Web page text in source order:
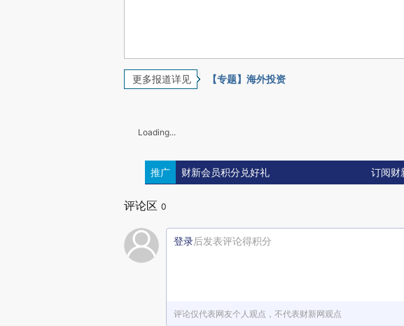
更多报道详见 【专题】海外投资
Loading...
推广 财新会员积分兑好礼 订阅财
评论区 0
登录后发表评论得积分
评论仅代表网友个人观点，不代表财新网观点